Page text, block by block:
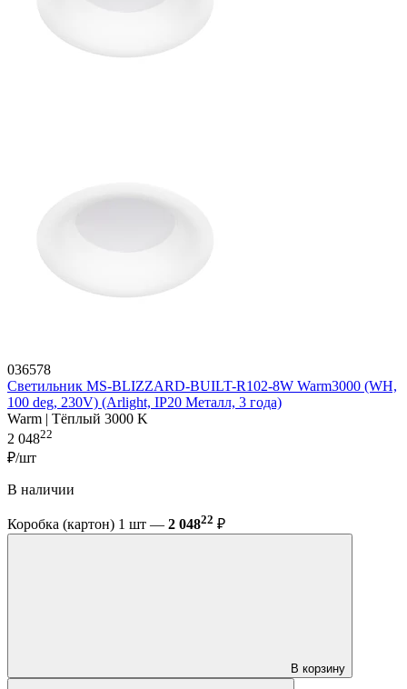
036578
Светильник MS-BLIZZARD-BUILT-R102-8W Warm3000 (WH,
100 deg, 230V) (Arlight, IP20 Металл, 3 года)
Warm | Тёплый 3000 K
2 04822
₽/шт
В наличии
Коробка (картон) 1 шт — 2 04822 ₽
В корзину